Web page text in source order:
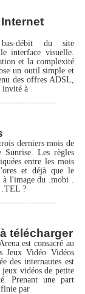
débit du site
interface visuelle.
et la complexité
un outil simple et
des offres ADSL,
invité à
derniers mois de
Sunrise. Les règles
entre les mois
et déjà que le
l'image du .mobi .
.TEL ?
télécharger
est consacré au
Jeux Vidéo Vidéos
des internautes est
vidéos de petite
Prenant une part
finie par